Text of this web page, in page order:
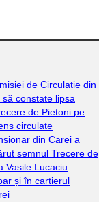
de Circulație din
constate lipsa
de Pietoni pe
circulate
din Carei a
semnul Trecere de
Vasile Lucaciu
și în cartierul